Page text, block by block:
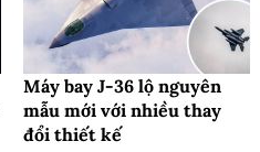
Máy bay J-36 lộ nguyên
mẫu mới với nhiều thay
đổi thiết kế